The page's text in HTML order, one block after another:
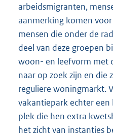
arbeidsmigranten,
aanmerking komen
mensen die onder de
deel van deze groepen
woon- en leefvorm met
naar op zoek zijn en die
reguliere woningmarkt.
vakantiepark echter een
plek die hen extra
het zicht van instanties